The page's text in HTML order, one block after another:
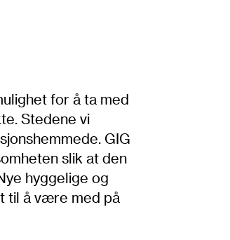
for å ta med
Stedene vi
GIG
slik at den
hyggelige og
til å være med på